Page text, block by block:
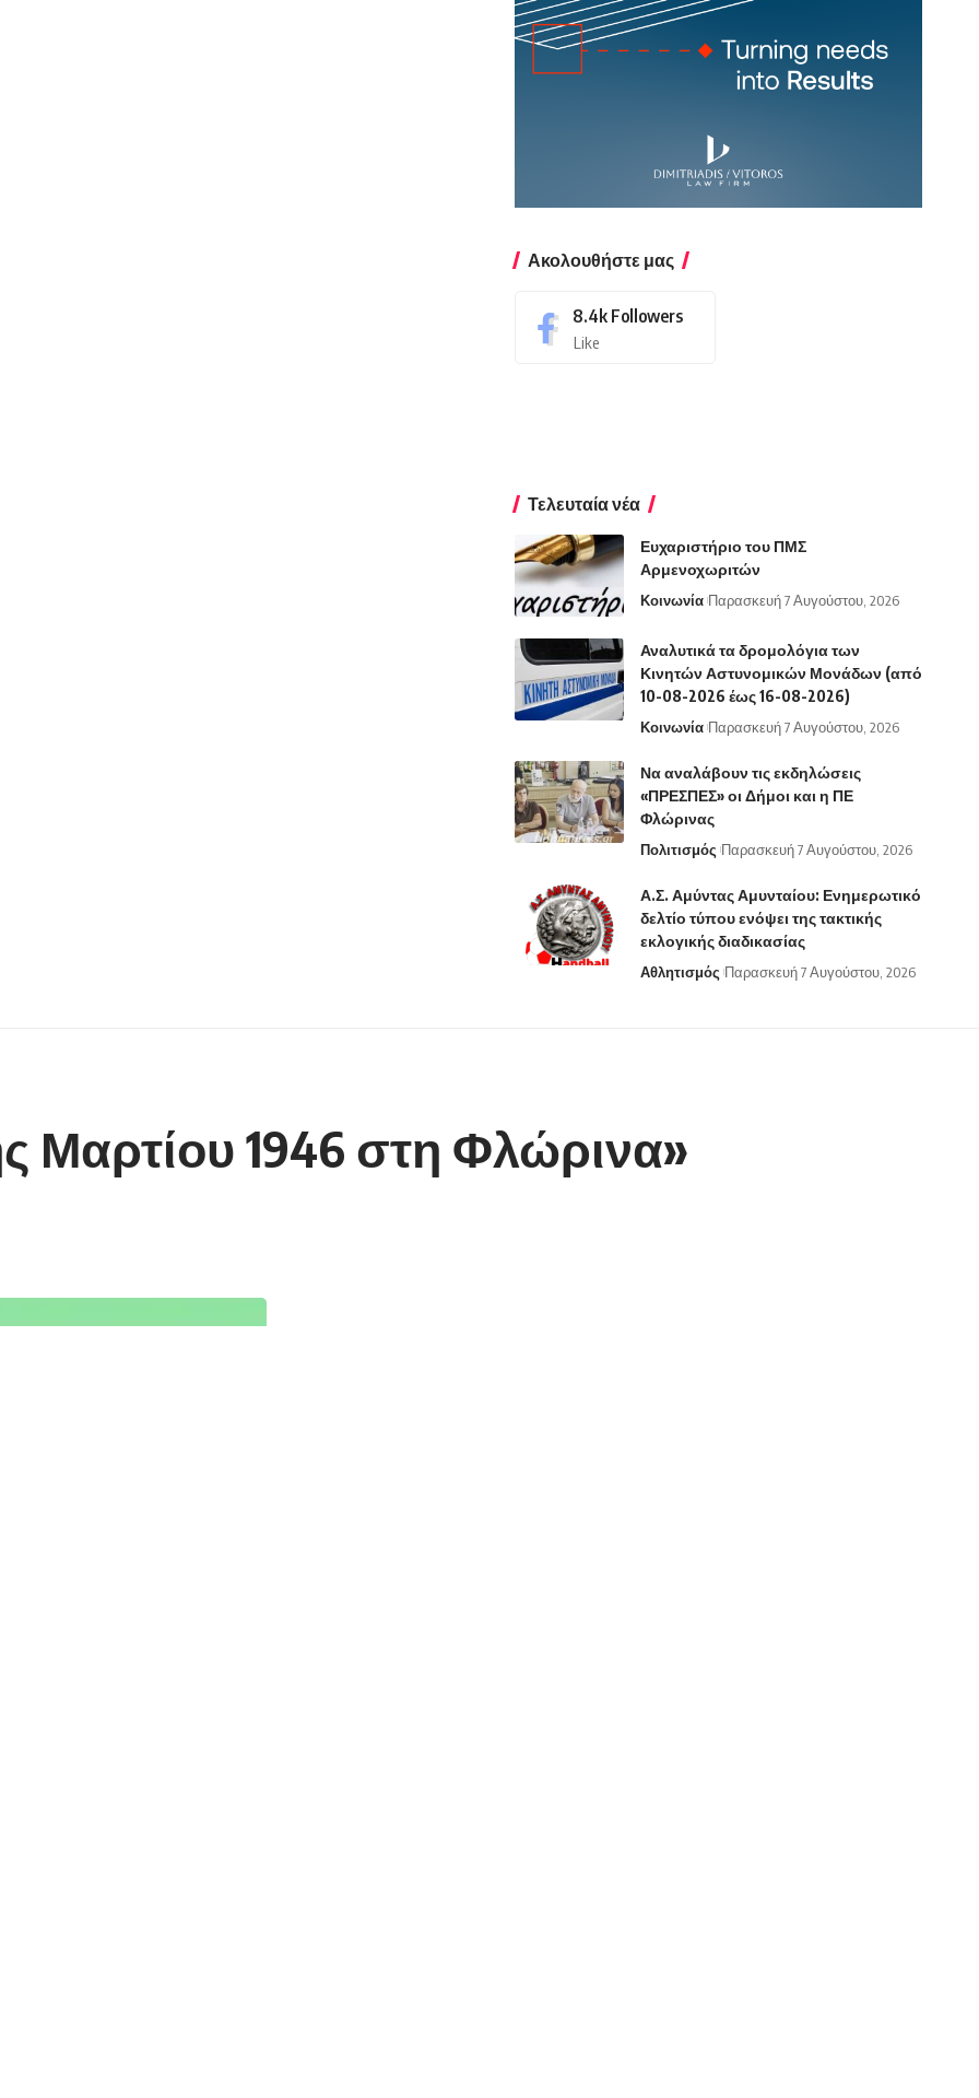
Ακολουθήστε μας
8.4k Followers
Like
Τελευταία νέα
Ευχαριστήριο του ΠΜΣ
Αρμενοχωριτών
Κοινωνία Παρασκευή 7 Αυγούστου, 2026
Αναλυτικά τα δρομολόγια των
Κινητών Αστυνομικών Μονάδων (από
10-08-2026 έως 16-08-2026)
Κοινωνία Παρασκευή 7 Αυγούστου, 2026
Να αναλάβουν τις εκδηλώσεις
«ΠΡΕΣΠΕΣ» οι Δήμοι και η ΠΕ
Φλώρινας
Πολιτισμός Παρασκευή 7 Αυγούστου, 2026
Α.Σ. Αμύντας Αμυνταίου: Ενημερωτικό
δελτίο τύπου ενόψει της τακτικής
εκλογικής διαδικασίας
Αθλητισμός Παρασκευή 7 Αυγούστου, 2026
Μαρτίου 1946 στη Φλώρινα»